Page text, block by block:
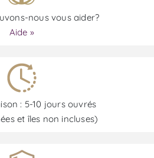
nous vous aider?
Aide »
: 5-10 jours ouvrés
et îles non incluses)